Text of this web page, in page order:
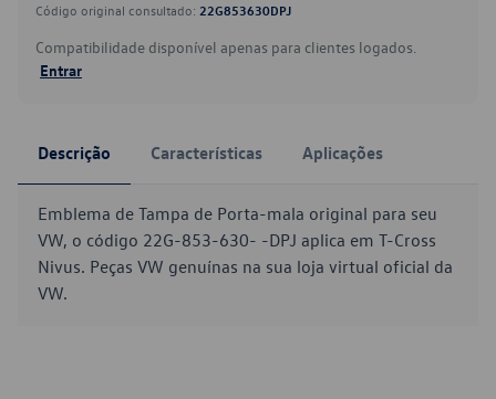
Código original consultado: 22G853630DPJ
Compatibilidade disponível apenas para clientes logados.
Entrar
Descrição Características Aplicações
Emblema de Tampa de Porta-mala original para seu
VW, o código 22G-853-630- -DPJ aplica em T-Cross
Nivus. Peças VW genuínas na sua loja virtual oficial da
VW.